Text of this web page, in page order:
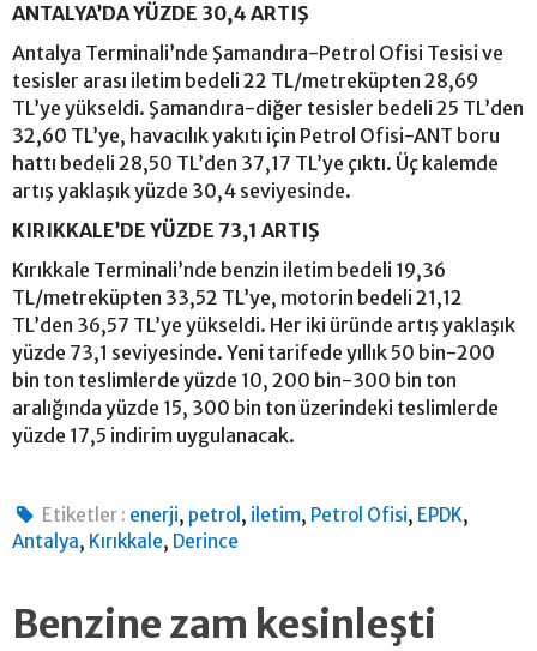
ANTALYA’DA YÜZDE 30,4 ARTIŞ
Antalya Terminali’nde Şamandıra-Petrol Ofisi Tesisi ve
tesisler arası iletim bedeli 22 TL/metreküpten 28,69
TL’ye yükseldi. Şamandıra-diğer tesisler bedeli 25 TL’den
32,60 TL’ye, havacılık yakıtı için Petrol Ofisi-ANT boru
hattı bedeli 28,50 TL’den 37,17 TL’ye çıktı. Üç kalemde
artış yaklaşık yüzde 30,4 seviyesinde.
KIRIKKALE’DE YÜZDE 73,1 ARTIŞ
Kırıkkale Terminali’nde benzin iletim bedeli 19,36
TL/metreküpten 33,52 TL’ye, motorin bedeli 21,12
TL’den 36,57 TL’ye yükseldi. Her iki üründe artış yaklaşık
yüzde 73,1 seviyesinde. Yeni tarifede yıllık 50 bin-200
bin ton teslimlerde yüzde 10, 200 bin-300 bin ton
aralığında yüzde 15, 300 bin ton üzerindeki teslimlerde
yüzde 17,5 indirim uygulanacak.
Etiketler : enerji, petrol , iletim, Petrol Ofisi, EPDK,
Antalya, Kırıkkale, Derince
Benzine zam kesinleşti